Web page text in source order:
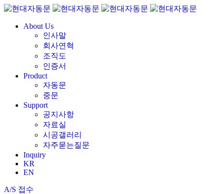
About Us
인사말
회사연혁
조직도
인증서
Product
자동문
중문
Support
공지사항
자료실
시공갤러리
자주묻는질문
Inquiry
KR
EN
A/S 접수